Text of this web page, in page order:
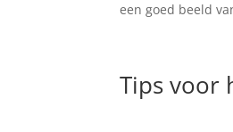
een goed beeld
Tips voor